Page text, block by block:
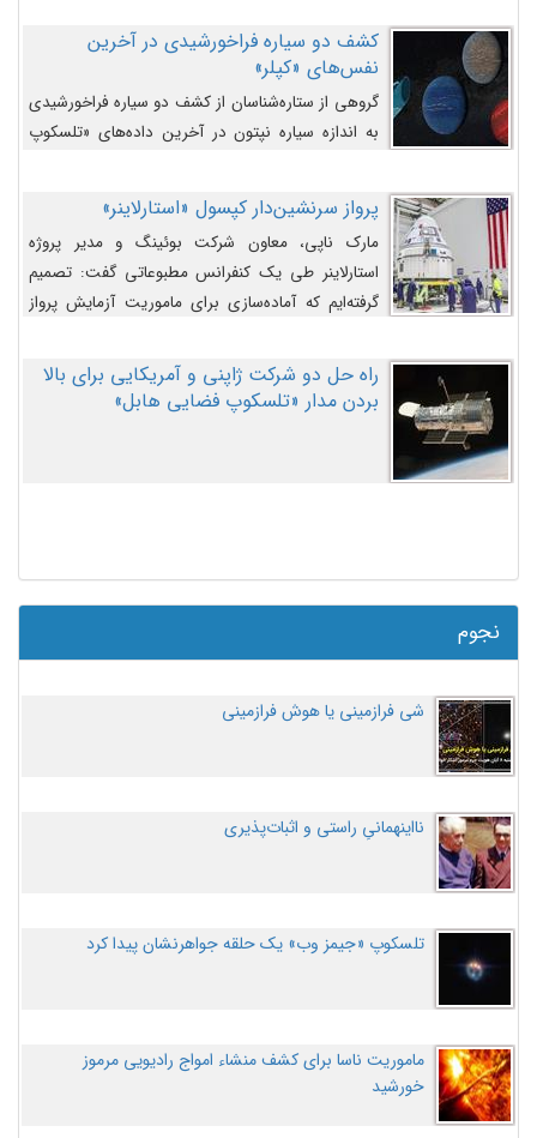
کشف دو سیاره فراخورشیدی در آخرین
نفس‌های «کپلر»
گروهی از ستاره‌شناسان از کشف دو سیاره فراخورشیدی
به اندازه سیاره نپتون در آخرین داده‌های «تلسکوپ
پرواز سرنشین‌دار کپسول «استارلاینر»
مارک ناپی، معاون شرکت بوئینگ و مدیر پروژه
استارلاینر طی یک کنفرانس مطبوعاتی گفت: تصمیم
گرفته‌ایم که آماده‌سازی برای ماموریت آزمایش پرواز
اصلاح کنیم.
راه حل دو شرکت ژاپنی و آمریکایی برای بالا
بردن مدار «تلسکوپ فضایی هابل»
نجوم
شی فرازمینی یا هوش فرازمینی
نااینهمانیِ راستی و اثبات‌پذیری
تلسکوپ «جیمز وب» یک حلقه جواهرنشان پیدا کرد
ماموریت ناسا برای کشف منشاء امواج رادیویی مرموز
خورشید